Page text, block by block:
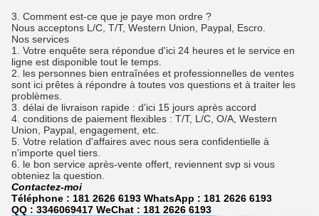
3. Comment est-ce que je paye mon ordre ?
Nous acceptons L/C, T/T, Western Union, Paypal, Escro.
Nos services
1. Votre enquête sera répondue d'ici 24 heures et le service en
ligne est disponible tout le temps.
2. les personnes bien entraînées et professionnelles de ventes
sont ici prêtes à répondre à toutes vos questions et à traiter les
problèmes.
3. délai de livraison rapide : d'ici 15 jours après accord
4. conditions de paiement flexibles : T/T, L/C, O/A, Western
Union, Paypal, engagement, etc.
5. Votre relation d'affaires avec nous sera confidentielle à
n'importe quel tiers.
6. le bon service après-vente offert, reviennent svp si vous
obteniez la question.
Contactez-moi
Téléphone : 181 2626 6193 WhatsApp : 181 2626 6193
QQ : 3346069417 WeChat : 181 2626 6193